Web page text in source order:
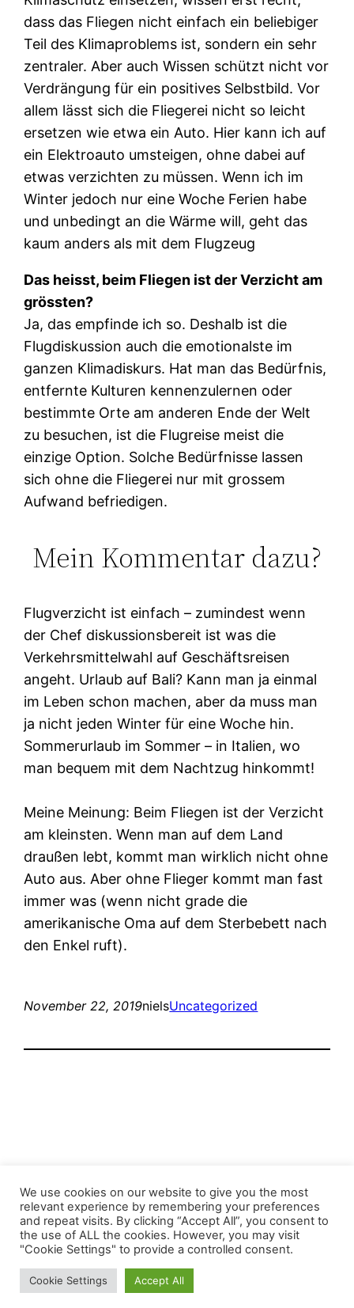
dass das Fliegen nicht einfach ein beliebiger
Teil des Klimaproblems ist, sondern ein sehr
zentraler. Aber auch Wissen schützt nicht vor
Verdrängung für ein positives Selbstbild. Vor
allem lässt sich die Fliegerei nicht so leicht
ersetzen wie etwa ein Auto. Hier kann ich auf
ein Elektroauto umsteigen, ohne dabei auf
etwas verzichten zu müssen. Wenn ich im
Winter jedoch nur eine Woche Ferien habe
und unbedingt an die Wärme will, geht das
kaum anders als mit dem Flugzeug
Das heisst, beim Fliegen ist der Verzicht am
grössten?
Ja, das empfinde ich so. Deshalb ist die
Flugdiskussion auch die emotionalste im
ganzen Klimadiskurs. Hat man das Bedürfnis,
entfernte Kulturen kennenzulernen oder
bestimmte Orte am anderen Ende der Welt
zu besuchen, ist die Flugreise meist die
einzige Option. Solche Bedürfnisse lassen
sich ohne die Fliegerei nur mit grossem
Aufwand befriedigen.
Mein Kommentar dazu?
Flugverzicht ist einfach – zumindest wenn
der Chef diskussionsbereit ist was die
Verkehrsmittelwahl auf Geschäftsreisen
angeht. Urlaub auf Bali? Kann man ja einmal
im Leben schon machen, aber da muss man
ja nicht jeden Winter für eine Woche hin.
Sommerurlaub im Sommer – in Italien, wo
man bequem mit dem Nachtzug hinkommt!
Meine Meinung: Beim Fliegen ist der Verzicht
am kleinsten. Wenn man auf dem Land
draußen lebt, kommt man wirklich nicht ohne
Auto aus. Aber ohne Flieger kommt man fast
immer was (wenn nicht grade die
amerikanische Oma auf dem Sterbebett nach
den Enkel ruft).
November 22, 2019nielsUncategorized
Mit Stolz präsentiert vonWordPress
We use cookies on our website to give you the most
relevant experience by remembering your preferences
and repeat visits. By clicking “Accept All”, you consent to
the use of ALL the cookies. However, you may visit
"Cookie Settings" to provide a controlled consent.
Cookie Settings Accept All